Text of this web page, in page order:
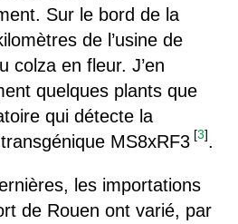
Sur le bord de la
de l’usine de
colza en fleur. J’en
quelques plants que
qui détecte la
MS8xRF3 [3].
les importations
de Rouen ont varié, par